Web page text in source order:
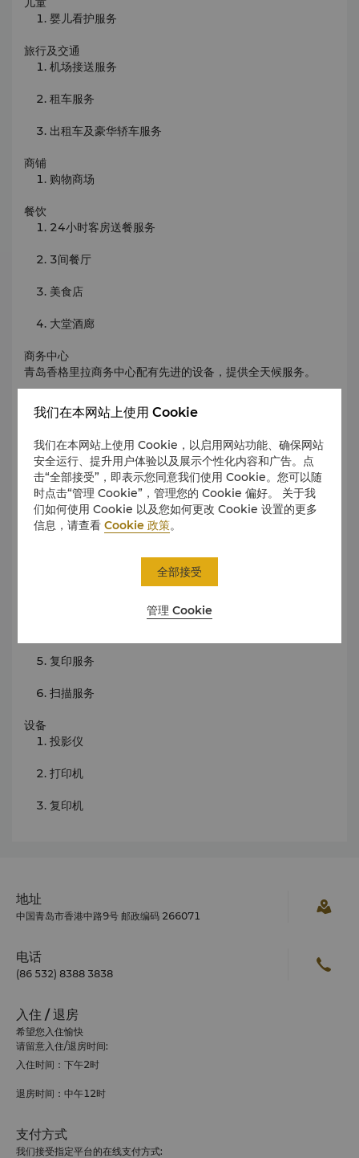
婴儿看护服务
旅行及交通
机场接送服务
租车服务
出租车及豪华轿车服务
商铺
购物商场
餐饮
24小时客房送餐服务
3间餐厅
美食店
大堂酒廊
商务中心
青岛香格里拉商务中心配有先进的设备，提供全天候服务。
商务设施包括：
设施
会议室/董事会议厅
电话会议/视频会议设施
服务
装订服务
复印服务
扫描服务
设备
投影仪
打印机
复印机
地址
中国青岛市香港中路9号 邮政编码 266071
电话
(86 532) 8388 3838
入住 / 退房
希望您入住愉快
请留意入住/退房时间:
入住时间：下午2时
退房时间：中午12时
支付方式
我们接受指定平台的在线支付方式:
我们在本网站上使用 Cookie
我们在本网站上使用 Cookie，以启用网站功能、确保网站
安全运行、提升用户体验以及展示个性化内容和广告。点
击“全部接受”，即表示您同意我们使用 Cookie。您可以随
时点击“管理 Cookie”，管理您的 Cookie 偏好。 关于我
们如何使用 Cookie 以及您如何更改 Cookie 设置的更多
信息，请查看Cookie 政策。
管理 Cookie
全部接受